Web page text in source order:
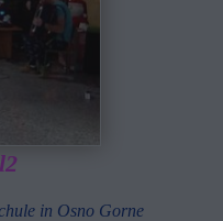
in Osno Gorne